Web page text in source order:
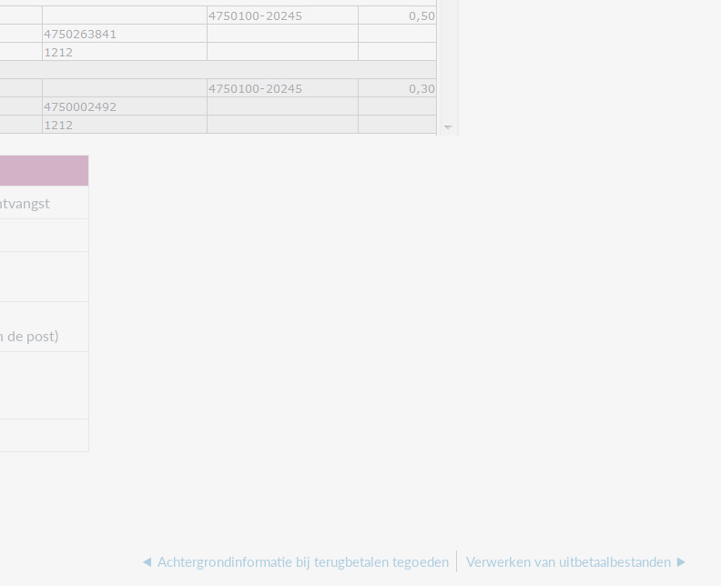
de post)
Achtergrondinformatie bij terugbetalen tegoeden Verwerken van uitbetaalbestanden